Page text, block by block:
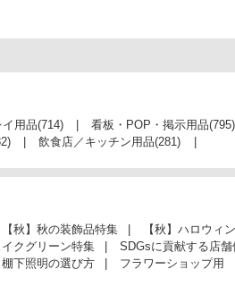
用品(714) 看板・POP・掲示用品(795)
飲食店／キッチン用品(281)
【秋】秋の装飾品特集 【秋】ハロウィ
イクグリーン特集 SDGsに貢献する店舗
棚下照明の選び方 フラワーショップ用